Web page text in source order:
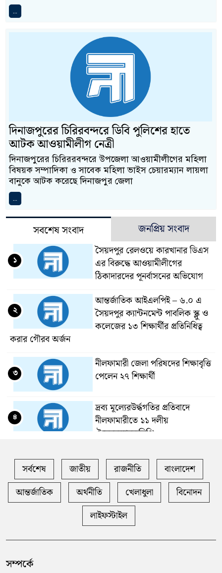
...
দিনাজপুরের চিরিরবন্দরে ডিবি পুলিশের হাতে
আটক আওয়ামীলীগ নেত্রী
দিনাজপুরের চিরিররবন্দরে উপজেলা আওয়ামীলীগের মহিলা
বিষয়ক সম্পাদিকা ও সাবেক মহিলা ভাইস চেয়ারম্যান লায়লা
বানুকে আটক করেছে দিনাজপুর জেলা
...
সবশেষ সংবাদ জনপ্রিয় সংবাদ
সৈয়দপুর রেলওয়ে কারখানার ডিএস
এর বিরুদ্ধে আওয়ামীলীগের
ঠিকাদারদের পূনর্বাসনের অভিযোগ
১
আন্তর্জাতিক আইএলপিই – ৬.০ এ
সৈয়দপুর ক্যান্টনমেন্ট পাবলিক স্ক্লু ও
কলেজের ১৩ শিক্ষার্থীর প্রতিনিধিত্ব
করার গৌরব অর্জন
২
নীলফামারী জেলা পরিষদের শিক্ষাবৃত্তি
পেলেন ২৭ শিক্ষার্থী
৩
দ্রব্য মূল্যেরউর্দ্ধগতির প্রতিবাদে
নীলফামারীতে ১১ দলীয়
ঐক্যেরস্মারকলিপি
৪
আন্তর্জাতিক শিক্ষা নেতৃত্বের সম্মাননা
পেলেন সৈয়দপুর ক্যান্টনমেন্ট
নীলফামারীতে পরিবেশ সচেতনতায়
‘ক্লাইমেট ক্যাম্প’ অনুষ্ঠিত
সর্বশেষ জাতীয় রাজনীতি
বাংলাদেশ
আন্তর্জাতিক
অর্থনীতি খেলাধুলা
বিনোদন
লাইফস্টাইল
সম্পর্কে